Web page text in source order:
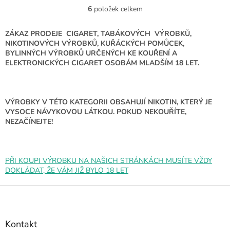
O
l
á
d
a
r
v
p
u
6položek celkem
ZÁKAZ PRODEJE CIGARET, TABÁKOVÝCH VÝROBKŮ,
NIKOTINOVÝCH VÝROBKŮ, KUŘÁCKÝCH POMŮCEK,
BYLINNÝCH VÝROBKŮ URČENÝCH KE KOUŘENÍ A
ELEKTRONICKÝCH CIGARET OSOBÁM MLADŠÍM 18 LET.
VÝROBKY V TÉTO KATEGORII OBSAHUJÍ NIKOTIN, KTERÝ JE
VYSOCE NÁVYKOVOU LÁTKOU. POKUD NEKOUŘÍTE,
NEZAČÍNEJTE!
PŘI KOUPI VÝROBKU NA NAŠICH STRÁNKÁCH MUSÍTE VŽDY
DOKLÁDAT, ŽE VÁM JIŽ BYLO 18 LET
Z
Kontakt